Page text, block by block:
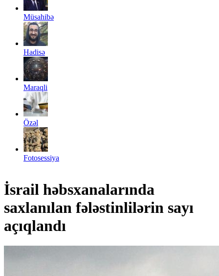
Müsahibə
Hadisə
Maraqli
Özəl
Fotosessiya
İsrail həbsxanalarında
saxlanılan fələstinlilərin sayı
açıqlandı